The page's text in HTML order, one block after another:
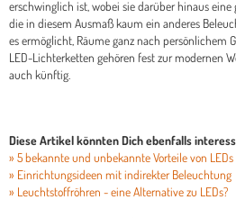
erschwinglich ist, wobei sie darüber hinaus eine
die in diesem Ausmaß kaum ein anderes
es ermöglicht, Räume ganz nach persönlichem
LED-Lichterketten gehören fest zur modernen
auch künftig.
Diese Artikel könnten Dich ebenfalls
» 5 bekannte und unbekannte Vorteile von LEDs
» Einrichtungsideen mit indirekter Beleuchtung
» Leuchtstoffröhren - eine Alternative zu LEDs?